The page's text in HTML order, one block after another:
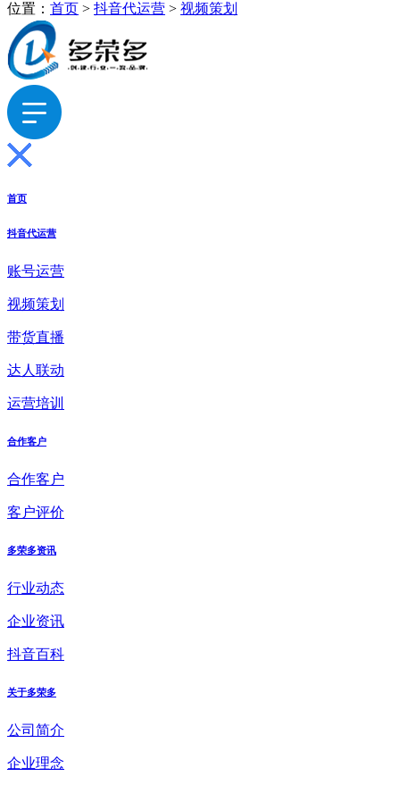
位置： 首页 > 抖音代运营 > 视频策划
首页
抖音代运营
账号运营
视频策划
带货直播
达人联动
运营培训
合作客户
合作客户
客户评价
多荣多资讯
行业动态
企业资讯
抖音百科
关于多荣多
公司简介
企业理念